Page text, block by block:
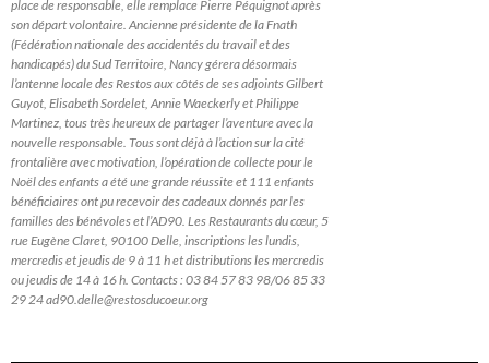
place de responsable, elle remplace Pierre Péquignot après
son départ volontaire. Ancienne présidente de la Fnath
(Fédération nationale des accidentés du travail et des
handicapés) du Sud Territoire, Nancy gérera désormais
l’antenne locale des Restos aux côtés de ses adjoints Gilbert
Guyot, Elisabeth Sordelet, Annie Waeckerly et Philippe
Martinez, tous très heureux de partager l’aventure avec la
nouvelle responsable. Tous sont déjà à l’action sur la cité
frontalière avec motivation, l’opération de collecte pour le
Noël des enfants a été une grande réussite et 111 enfants
bénéficiaires ont pu recevoir des cadeaux donnés par les
familles des bénévoles et l’AD90. Les Restaurants du cœur, 5
rue Eugène Claret, 90100 Delle, inscriptions les lundis,
mercredis et jeudis de 9 à 11 h et distributions les mercredis
ou jeudis de 14 à 16 h. Contacts : 03 84 57 83 98/06 85 33
29 24 ad90.delle@restosducoeur.org